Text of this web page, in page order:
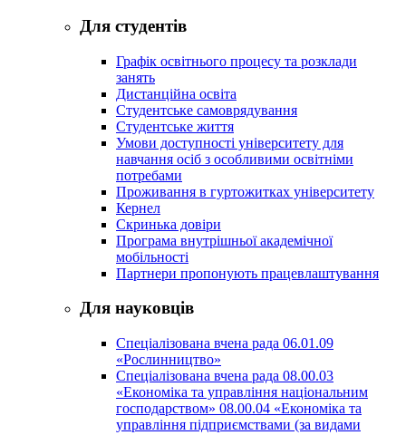
Для студентів
Графік освітнього процесу та розклади
занять
Дистанційна освіта
Студентське самоврядування
Студентське життя
Умови доступності університету для
навчання осіб з особливими освітніми
потребами
Проживання в гуртожитках університету
Кернел
Скринька довіри
Програма внутрішньої академічної
мобільності
Партнери пропонують працевлаштування
Для науковців
Спеціалізована вчена рада 06.01.09
«Рослинництво»
Спеціалізована вчена рада 08.00.03
«Економіка та управління національним
господарством» 08.00.04 «Економіка та
управління підприємствами (за видами